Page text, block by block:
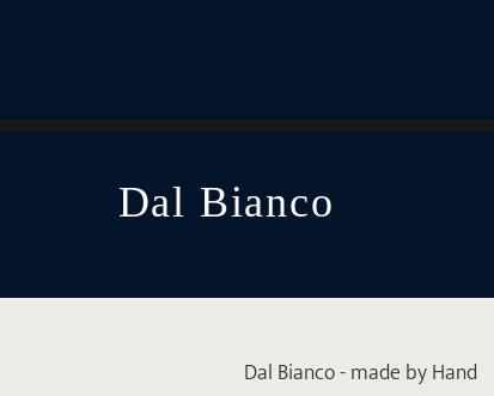
Dal Bianco
Dal Bianco - made by Hand